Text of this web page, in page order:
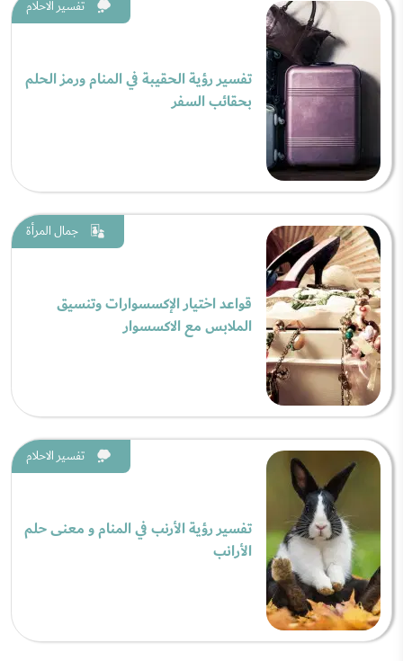
تفسير الاحلام
تفسير رؤية الحقيبة في المنام ورمز الحلم
بحقائب السفر
جمال المرأة
قواعد اختيار الإكسسوارات وتنسيق
الملابس مع الاكسسوار
تفسير الاحلام
تفسير رؤية الأرنب في المنام و معنى حلم
الأرانب